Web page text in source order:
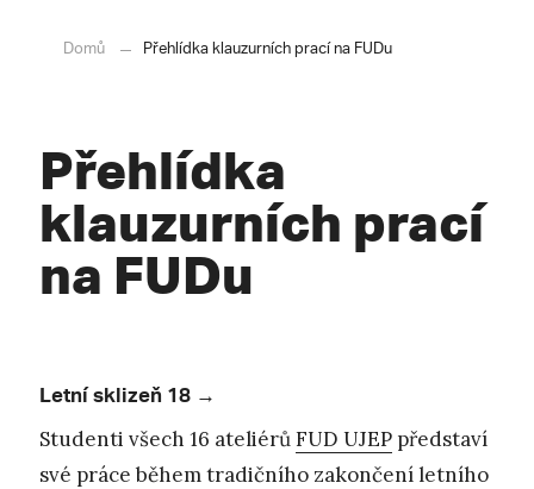
Domů Přehlídka klauzurních prací na FUDu
Přehlídka
klauzurních prací
na FUDu
Letní sklizeň 18 →
Studenti všech 16 ateliérůFUD UJEP představí
své práce během tradičního zakončení letního